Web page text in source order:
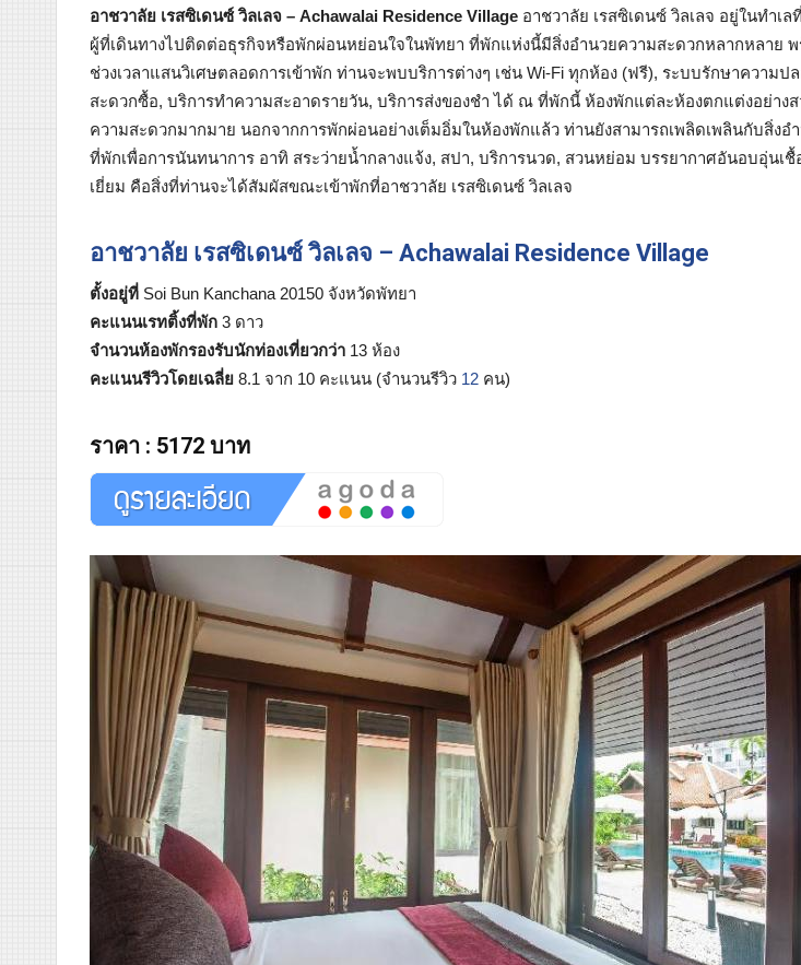
อาชวาลัย เรสซิเดนซ์ วิลเลจ – Achawalai Residence Village อาชวาลัย เรสซิเดนซ์ วิลเลจ อยู่ในทำเล
ผู้ที่เดินทางไปติดต่อธุรกิจหรือพักผ่อนหย่อนใจในพัทยา ที่พักแห่งนี้มีสิ่งอำนวยความสะดวกหลากหลาย
ช่วงเวลาแสนวิเศษตลอดการเข้าพัก ท่านจะพบบริการต่างๆ เช่น Wi-Fi ทุกห้อง (ฟรี), ระบบรักษาความป
สะดวกซื้อ, บริการทำความสะอาดรายวัน, บริการส่งของชำ ได้ ณ ที่พักนี้ ห้องพักแต่ละห้องตกแต่งอย่าง
ความสะดวกมากมาย นอกจากการพักผ่อนอย่างเต็มอิ่มในห้องพักแล้ว ท่านยังสามารถเพลิดเพลินกับสิ่งอ
ที่พักเพื่อการนันทนาการ อาทิ สระว่ายน้ำกลางแจ้ง, สปา, บริการนวด, สวนหย่อม บรรยากาศอันอบอุ่นเ
เยี่ยม คือสิ่งที่ท่านจะได้สัมผัสขณะเข้าพักที่อาชวาลัย เรสซิเดนซ์ วิลเลจ
อาชวาลัย เรสซิเดนซ์ วิลเลจ – Achawalai Residence Village
ตั้งอยู่ที่ Soi Bun Kanchana 20150 จังหวัดพัทยา
คะแนนเรทติ้งที่พัก 3 ดาว
จำนวนห้องพักรองรับนักท่องเที่ยวกว่า 13 ห้อง
คะแนนรีวิวโดยเฉลี่ย 8.1 จาก 10 คะแนน (จำนวนรีวิว 12 คน)
ราคา : 5172 บาท